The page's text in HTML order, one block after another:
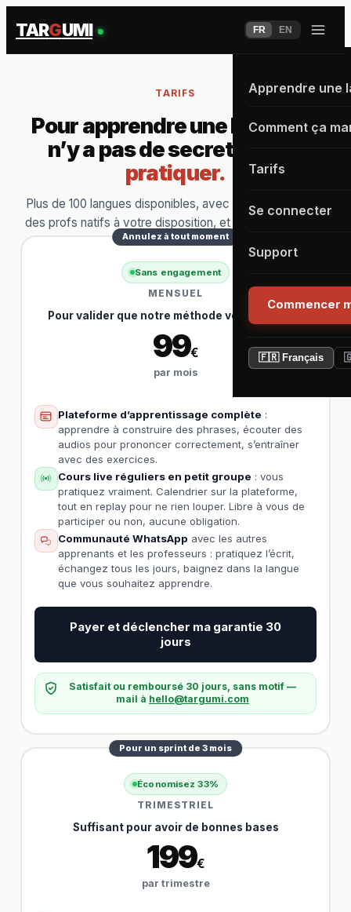
TARGUMI FR EN
Apprendre une
Comment ça
Tarifs
Se connecter
Support
Commencer
🇫🇷 Français
TARIFS
Pour apprendre une langue, il
n’y a pas de secret :
pratiquer.
Plus de 100 langues disponibles, avec du contenu riche,
des profs natifs à votre disposition, et une communauté
d’apprenants motivés.
Annulez à tout moment
Sans engagement
MENSUEL
Pour valider que notre méthode vous convient
99€
par mois
Plateforme d’apprentissage complète :
apprendre à construire des phrases, écouter des
audios pour prononcer correctement, s’entraîner
avec des exercices.
Cours live réguliers en petit groupe : vous
pratiquez vraiment. Calendrier sur la plateforme,
tout en replay pour ne rien louper. Libre à vous de
participer ou non, aucune obligation.
Communauté WhatsApp avec les autres
apprenants et les professeurs : pratiquez l’écrit,
échangez tous les jours, baignez dans la langue
que vous souhaitez apprendre.
Payer et déclencher ma garantie 30
jours
Satisfait ou remboursé 30 jours, sans motif —
mail à hello@targumi.com
Pour un sprint de 3 mois
Économisez 33%
TRIMESTRIEL
Suffisant pour avoir de bonnes bases
199€
par trimestre